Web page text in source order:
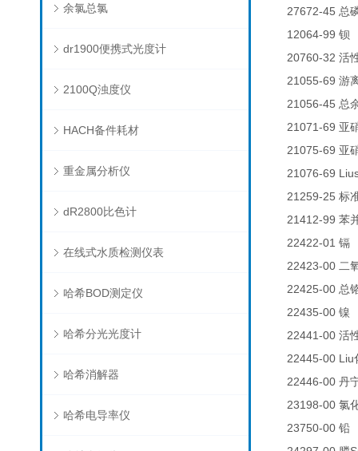
余氯总氯
dr1900便携式光度计
2100Q浊度仪
HACH备件耗材
重金属分析仪
dR2800比色计
在线式水质检测仪表
哈希BOD测定仪
哈希分光光度计
哈希消解器
哈希电导率仪
27672-45 总
12064-99 钡
20760-32 活
21055-69 游
21056-45 总
21071-69 亚
21075-69 亚
21076-69
21259-25 标
21412-99 苯
22422-01 镉
22423-00 二
22425-00 总
22435-00 镍
22441-00 活
22445-00 Liu
22446-00 丹
23198-00 氯
23750-00 铅